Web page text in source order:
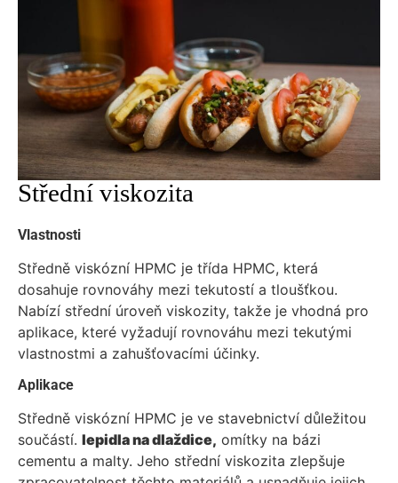
Střední viskozita
Vlastnosti
Středně viskózní HPMC je třída HPMC, která
dosahuje rovnováhy mezi tekutostí a tloušťkou.
Nabízí střední úroveň viskozity, takže je vhodná pro
aplikace, které vyžadují rovnováhu mezi tekutými
vlastnostmi a zahušťovacími účinky.
Aplikace
Středně viskózní HPMC je ve stavebnictví důležitou
součástí. lepidla na dlaždice, omítky na bázi
cementu a malty. Jeho střední viskozita zlepšuje